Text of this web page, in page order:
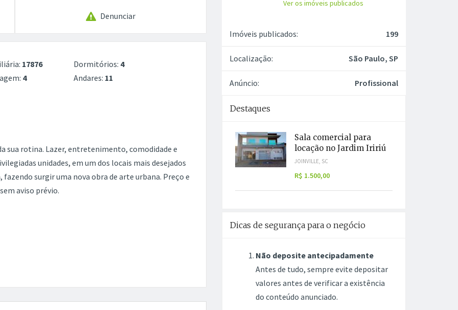
Denunciar
17876 Dormitórios: 4
4 Andares: 11
sua rotina. Lazer, entretenimento, comodidade e
unidades, em um dos locais mais desejados
surgir uma nova obra de arte urbana. Preço e
aviso prévio.
Ver os imóveis publicados
Imóveis publicados: 199
Localização: São Paulo, SP
Anúncio: Profissional
Destaques
Sala comercial para
locação no Jardim Iririú
JOINVILLE, SC
R$ 1.500,00
Dicas de segurança para o negócio
Não deposite antecipadamente
Antes de tudo, sempre evite depositar
valores antes de verificar a existência
do conteúdo anunciado.